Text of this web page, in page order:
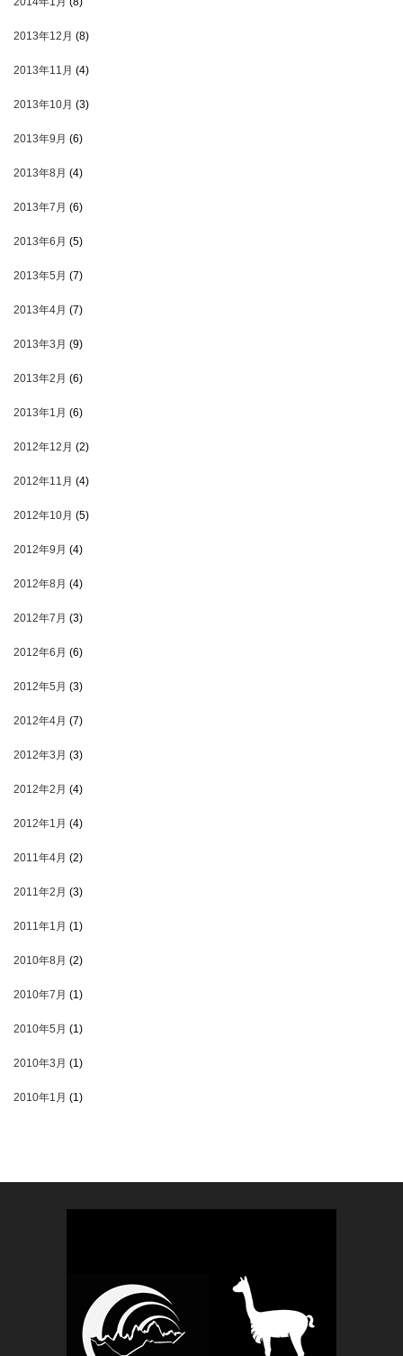
2013年12月 (8)
2013年11月 (4)
2013年10月 (3)
2013年9月 (6)
2013年8月 (4)
2013年7月 (6)
2013年6月 (5)
2013年5月 (7)
2013年4月 (7)
2013年3月 (9)
2013年2月 (6)
2013年1月 (6)
2012年12月 (2)
2012年11月 (4)
2012年10月 (5)
2012年9月 (4)
2012年8月 (4)
2012年7月 (3)
2012年6月 (6)
2012年5月 (3)
2012年4月 (7)
2012年3月 (3)
2012年2月 (4)
2012年1月 (4)
2011年4月 (2)
2011年2月 (3)
2011年1月 (1)
2010年8月 (2)
2010年7月 (1)
2010年5月 (1)
2010年3月 (1)
2010年1月 (1)